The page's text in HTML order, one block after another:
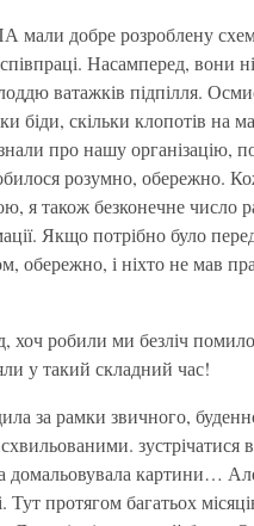
мали добре розроблену
Насамперед, вони
ватажків підпілля.
біди, скільки клопотів на
про нашу організацію,
розумно, обережно.
я також безконечне число
Якщо потрібно було
обережно, і ніхто не мав
хоч робили ми безліч
у такий складний час!
за рамки звичного,
зустрічатися
домальовувала картини…
протягом багатьох